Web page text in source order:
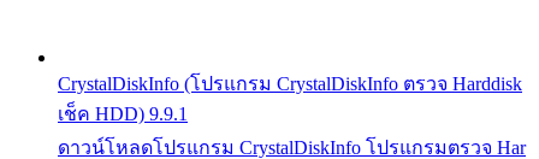
CrystalDiskInfo (โปรแกรม CrystalDiskInfo ตรวจ Harddisk
เช็ค HDD) 9.9.1
ดาวน์โหลดโปรแกรม CrystalDiskInfo โปรแกรมตรวจ Har